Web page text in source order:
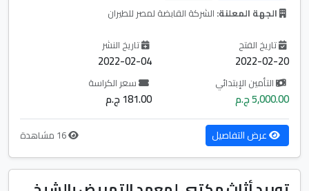
الجهة المعلنة: الشركة القابضة لمصر للطيران
تاريخ الفتح
2022-02-20
تاريخ النشر
2022-02-04
التأمين الإبتدائي
5,000.00 ج.م
سعر الكراسة
181.00 ج.م
عرض التفاصيل